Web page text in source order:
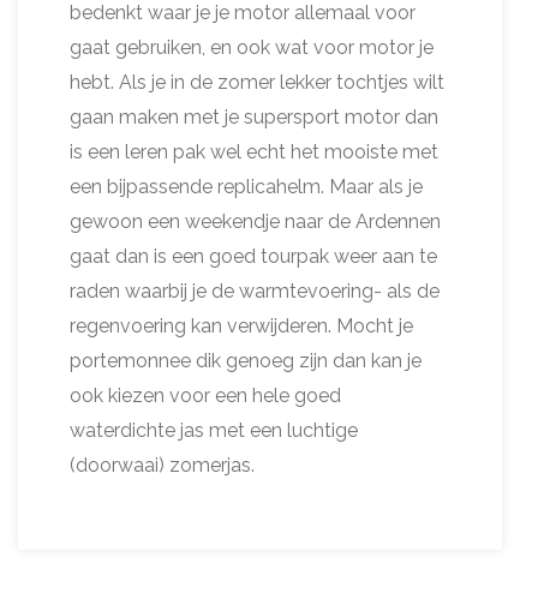
bedenkt waar je je motor allemaal voor
gaat gebruiken, en ook wat voor motor je
hebt. Als je in de zomer lekker tochtjes wilt
gaan maken met je supersport motor dan
is een leren pak wel echt het mooiste met
een bijpassende replicahelm. Maar als je
gewoon een weekendje naar de Ardennen
gaat dan is een goed tourpak weer aan te
raden waarbij je de warmtevoering- als de
regenvoering kan verwijderen. Mocht je
portemonnee dik genoeg zijn dan kan je
ook kiezen voor een hele goed
waterdichte jas met een luchtige
(doorwaai) zomerjas.